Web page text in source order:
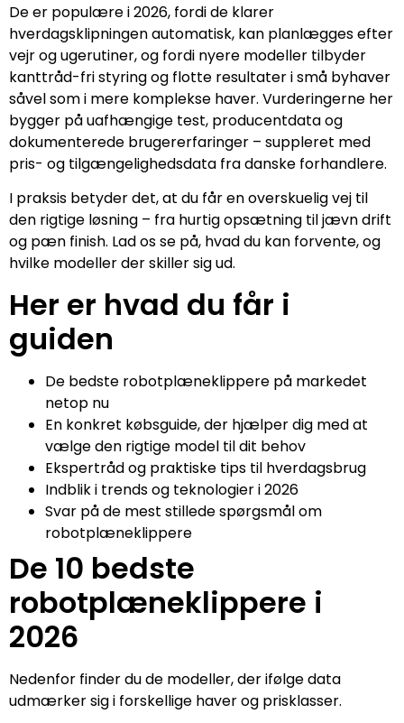
De er populære i 2026, fordi de klarer
hverdagsklipningen automatisk, kan planlægges efter
vejr og ugerutiner, og fordi nyere modeller tilbyder
kanttråd-fri styring og flotte resultater i små byhaver
såvel som i mere komplekse haver. Vurderingerne her
bygger på uafhængige test, producentdata og
dokumenterede brugererfaringer – suppleret med
pris- og tilgængelighedsdata fra danske forhandlere.
I praksis betyder det, at du får en overskuelig vej til
den rigtige løsning – fra hurtig opsætning til jævn drift
og pæn finish. Lad os se på, hvad du kan forvente, og
hvilke modeller der skiller sig ud.
Her er hvad du får i
guiden
De bedste robotplæneklippere på markedet
netop nu
En konkret købsguide, der hjælper dig med at
vælge den rigtige model til dit behov
Ekspertråd og praktiske tips til hverdagsbrug
Indblik i trends og teknologier i 2026
Svar på de mest stillede spørgsmål om
robotplæneklippere
De 10 bedste
robotplæneklippere i
2026
Nedenfor finder du de modeller, der ifølge data
udmærker sig i forskellige haver og prisklasser.